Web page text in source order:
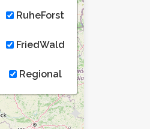
RuheForst
FriedWald
Regional